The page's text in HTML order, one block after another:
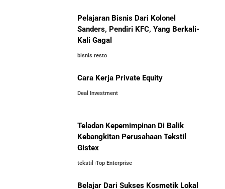
Perusahaan Indonesia Skala
Besar
Perbandingan Gaji Tahunan:
Jepang, Malaysia, dan Arab Saudi
Lima Salesman Dunia yang Menjadi Miliarder Sukses
Kisah Sukses Metrodata Electronics: Raja Bisnis TI
Kisah Wardah Group: Dari Usaha Rumahan Jadi
Asal-Usul Kekayaan Erick Thohir dan Boy Thohir
Kisah Sukses Todd Boehly: Cucu Pekerja Pabrik yang
Pelajaran Bisnis Dari Kolonel
Sanders, Pendiri KFC, Yang Berkali-
Kali Gagal
bisnis resto
Cara Kerja Private Equity
Deal Investment
Teladan Kepemimpinan Di Balik
Kebangkitan Perusahaan Tekstil
Gistex
tekstil Top Enterprise
Belajar Dari Sukses Kosmetik Lokal